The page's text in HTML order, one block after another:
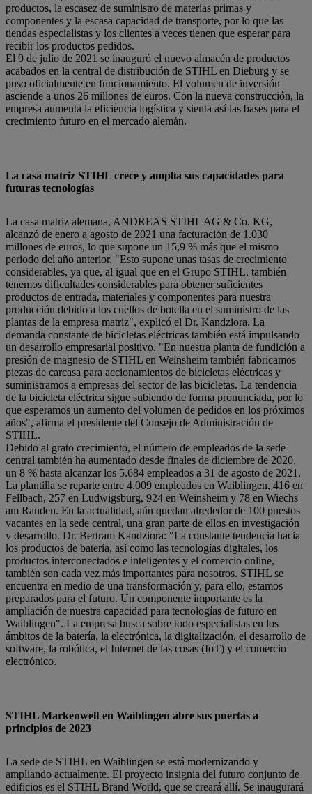
productos, la escasez de suministro de materias primas y
componentes y la escasa capacidad de transporte, por lo que las
tiendas especialistas y los clientes a veces tienen que esperar para
recibir los productos pedidos.
El 9 de julio de 2021 se inauguró el nuevo almacén de productos
acabados en la central de distribución de STIHL en Dieburg y se
puso oficialmente en funcionamiento. El volumen de inversión
asciende a unos 26 millones de euros. Con la nueva construcción, la
empresa aumenta la eficiencia logística y sienta así las bases para el
crecimiento futuro en el mercado alemán.
La casa matriz STIHL crece y amplía sus capacidades para
futuras tecnologías
La casa matriz alemana, ANDREAS STIHL AG & Co. KG,
alcanzó de enero a agosto de 2021 una facturación de 1.030
millones de euros, lo que supone un 15,9 % más que el mismo
periodo del año anterior. "Esto supone unas tasas de crecimiento
considerables, ya que, al igual que en el Grupo STIHL, también
tenemos dificultades considerables para obtener suficientes
productos de entrada, materiales y componentes para nuestra
producción debido a los cuellos de botella en el suministro de las
plantas de la empresa matriz", explicó el Dr. Kandziora. La
demanda constante de bicicletas eléctricas también está impulsando
un desarrollo empresarial positivo. "En nuestra planta de fundición a
presión de magnesio de STIHL en Weinsheim también fabricamos
piezas de carcasa para accionamientos de bicicletas eléctricas y
suministramos a empresas del sector de las bicicletas. La tendencia
de la bicicleta eléctrica sigue subiendo de forma pronunciada, por lo
que esperamos un aumento del volumen de pedidos en los próximos
años", afirma el presidente del Consejo de Administración de
STIHL.
Debido al grato crecimiento, el número de empleados de la sede
central también ha aumentado desde finales de diciembre de 2020,
un 8 % hasta alcanzar los 5.684 empleados a 31 de agosto de 2021.
La plantilla se reparte entre 4.009 empleados en Waiblingen, 416 en
Fellbach, 257 en Ludwigsburg, 924 en Weinsheim y 78 en Wiechs
am Randen. En la actualidad, aún quedan alrededor de 100 puestos
vacantes en la sede central, una gran parte de ellos en investigación
y desarrollo. Dr. Bertram Kandziora: "La constante tendencia hacia
los productos de batería, así como las tecnologías digitales, los
productos interconectados e inteligentes y el comercio online,
también son cada vez más importantes para nosotros. STIHL se
encuentra en medio de una transformación y, para ello, estamos
preparados para el futuro. Un componente importante es la
ampliación de nuestra capacidad para tecnologías de futuro en
Waiblingen". La empresa busca sobre todo especialistas en los
ámbitos de la batería, la electrónica, la digitalización, el desarrollo de
software, la robótica, el Internet de las cosas (IoT) y el comercio
electrónico.
STIHL Markenwelt en Waiblingen abre sus puertas a
principios de 2023
La sede de STIHL en Waiblingen se está modernizando y
ampliando actualmente. El proyecto insignia del futuro conjunto de
edificios es el STIHL Brand World, que se creará allí. Se inaugurará